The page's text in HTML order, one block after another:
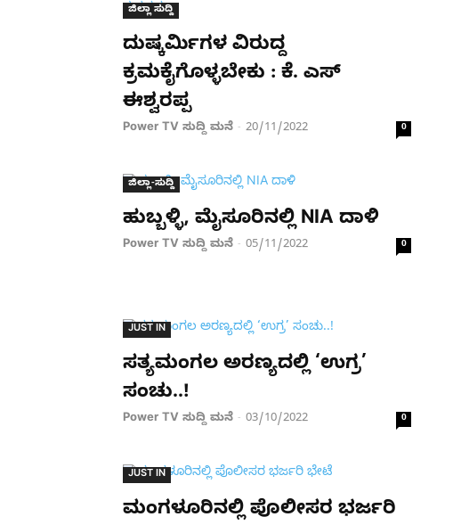
ಜಿಲ್ಲಾ ಸುದ್ದಿ
ದುಷ್ಕರ್ಮಿಗಳ ವಿರುದ್ದ
ಕ್ರಮಕೈಗೊಳ್ಳಬೇಕು : ಕೆ. ಎಸ್​
ಈಶ್ವರಪ್ಪ
Power TV ಸುದ್ದಿ ಮನೆ - 20/11/2022 0
ಜಿಲ್ಲಾ-ಸುದ್ದಿ
ಹುಬ್ಬಳ್ಳಿ, ಮೈಸೂರಿನಲ್ಲಿ NIA ದಾಳಿ
Power TV ಸುದ್ದಿ ಮನೆ - 05/11/2022 0
JUST IN
ಸತ್ಯಮಂಗಲ ಅರಣ್ಯದಲ್ಲಿ ‘ಉಗ್ರ’
ಸಂಚು..!
Power TV ಸುದ್ದಿ ಮನೆ - 03/10/2022 0
JUST IN
ಮಂಗಳೂರಿನಲ್ಲಿ ಪೊಲೀಸರ ಭರ್ಜರಿ